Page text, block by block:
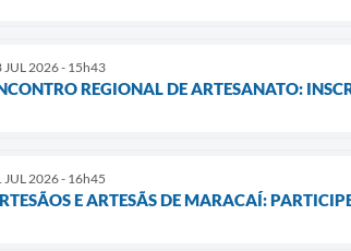
JUL 2026 - 15h43
REGIONAL DE ARTESANATO:
JUL 2026 - 16h45
E ARTESÃS DE MARACAÍ: